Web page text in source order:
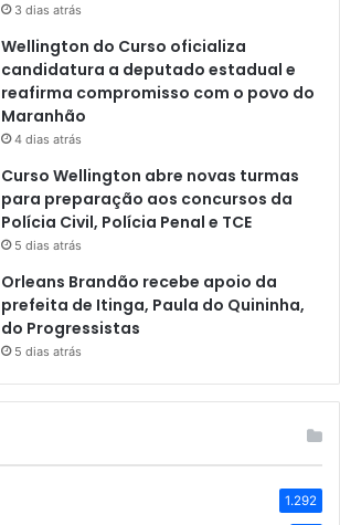
3 dias atrás
Wellington do Curso oficializa
candidatura a deputado estadual e
reafirma compromisso com o povo do
Maranhão
4 dias atrás
Curso Wellington abre novas turmas
para preparação aos concursos da
Polícia Civil, Polícia Penal e TCE
5 dias atrás
Orleans Brandão recebe apoio da
prefeita de Itinga, Paula do Quininha,
do Progressistas
5 dias atrás
1.292